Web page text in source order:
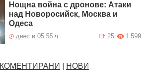
Нощна война с дронове: Атаки
над Новоросийск, Москва и
Одеса
днес в 05:55 ч. 1 599
25
КОМЕНТИРАНИ НОВИ